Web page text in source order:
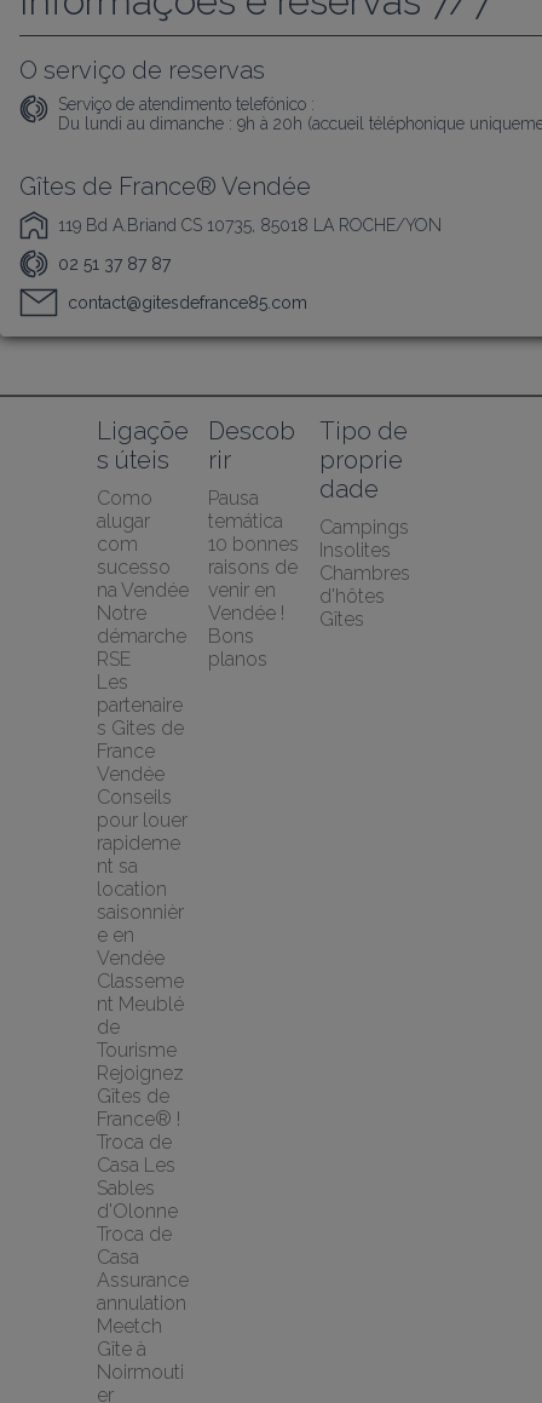
O serviço de reservas
Serviço de atendimento telefónico :
Du lundi au dimanche : 9h à 20h (accueil téléphonique
Gîtes de France® Vendée
119 Bd A.Briand CS 10735, 85018 LA ROCHE/YON
02 51 37 87 87
contact@gitesdefrance85.com
Ligaçõe
s úteis
Como
alugar
com
sucesso
na Vendée
Notre
démarche
RSE
Les
partenaire
s Gites de
France
Vendée
Conseils
pour louer
rapideme
nt sa
location
saisonnièr
e en
Vendée
Classeme
nt Meublé
de
Tourisme
Rejoignez
Gîtes de
France® !
Troca de
Casa Les
Sables
d'Olonne
Troca de
Casa
Assurance
annulation
Meetch
Gîte à
Noirmouti
er
Descob
rir
Pausa
temática
10 bonnes
raisons de
venir en
Vendée !
Bons
planos
Tipo de
proprie
dade
Campings
Insolites
Chambres
d'hôtes
Gîtes